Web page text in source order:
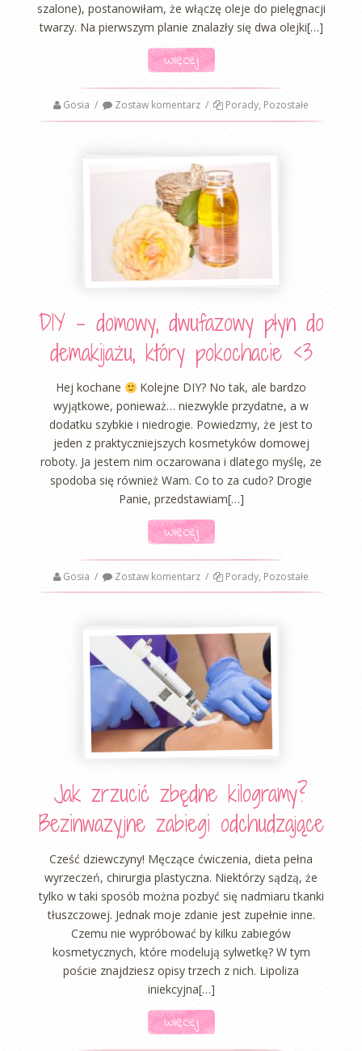
szalone), postanowiłam, że włączę oleje do pielęgnacji
twarzy. Na pierwszym planie znalazły się dwa olejki[…]
Więcej
Gosia / Zostaw komentarz / Porady, Pozostałe
DIY – domowy, dwufazowy płyn do
demakijażu, który pokochacie <3
Hej kochane
Kolejne DIY? No tak, ale bardzo
wyjątkowe, ponieważ… niezwykle przydatne, a w
dodatku szybkie i niedrogie. Powiedzmy, że jest to
jeden z praktyczniejszych kosmetyków domowej
roboty. Ja jestem nim oczarowana i dlatego myślę, ze
spodoba się również Wam. Co to za cudo? Drogie
Panie, przedstawiam[…]
Więcej
Gosia / Zostaw komentarz / Porady, Pozostałe
Jak zrzucić zbędne kilogramy?
Bezinwazyjne zabiegi odchudzające
Cześć dziewczyny! Męczące ćwiczenia, dieta pełna
wyrzeczeń, chirurgia plastyczna. Niektórzy sądzą, że
tylko w taki sposób można pozbyć się nadmiaru tkanki
tłuszczowej. Jednak moje zdanie jest zupełnie inne.
Czemu nie wypróbować by kilku zabiegów
kosmetycznych, które modelują sylwetkę? W tym
poście znajdziesz opisy trzech z nich. Lipoliza
iniekcyjna[…]
Więcej